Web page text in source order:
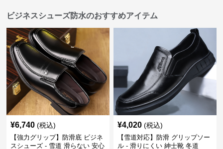
ビジネスシューズ防水のおすすめアイテム
¥6,740 (税込)
【強力グリップ】防滑底 ビジネ
スシューズ - 雪道 滑らない 安心
¥4,020 (税込)
【雪道対応】防滑 グリップソー
ル - 滑りにくい 紳士靴 冬道